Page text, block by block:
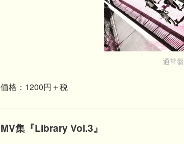
通常盤
価格：1200円＋税
MV集『Library Vol.3』